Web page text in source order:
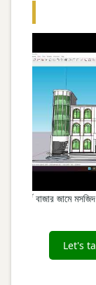
বোর্ড বাজার জামে মসজিদ
Let's